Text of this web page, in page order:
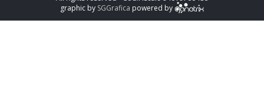
graphic by SGGrafica powered by